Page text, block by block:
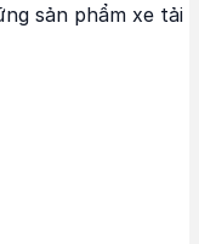
sản phẩm xe tải